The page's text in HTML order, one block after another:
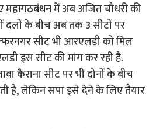
महागठबंधनमें अब अजित चौधरी की
दलों के बीच अब तक 3 सीटों पर
सीट भी आरएलडी को मिल
इस सीट की मांग कर रही है.
कैराना सीट पर भी दोनों के बीच
है, लेकिन सपा इसे देने के लिए तैयार